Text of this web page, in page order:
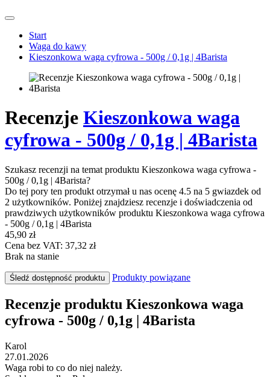
Start
Waga do kawy
Kieszonkowa waga cyfrowa - 500g / 0,1g | 4Barista
Recenzje Kieszonkowa waga
cyfrowa - 500g / 0,1g | 4Barista
Szukasz recenzji na temat produktu Kieszonkowa waga cyfrowa -
500g / 0,1g | 4Barista?
Do tej pory ten produkt otrzymał u nas ocenę 4.5 na 5 gwiazdek od
2 użytkowników. Poniżej znajdziesz recenzje i doświadczenia od
prawdziwych użytkowników produktu Kieszonkowa waga cyfrowa
- 500g / 0,1g | 4Barista
45,90 zł
Cena bez VAT: 37,32 zł
Brak na stanie
Śledź dostępność produktu Produkty powiązane
Recenzje produktu Kieszonkowa waga
cyfrowa - 500g / 0,1g | 4Barista
Karol
27.01.2026
Waga robi to co do niej należy.